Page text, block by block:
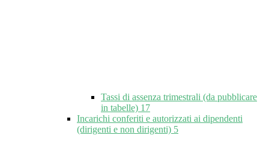
Tassi di assenza trimestrali (da pubblicare
in tabelle) 17
Incarichi conferiti e autorizzati ai dipendenti
(dirigenti e non dirigenti) 5